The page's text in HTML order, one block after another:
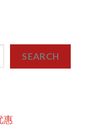
SEARCH
惠